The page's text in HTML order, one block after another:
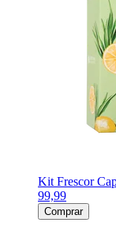
Kit Frescor
99,99
Comprar